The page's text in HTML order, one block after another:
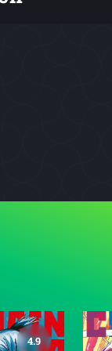
4.9